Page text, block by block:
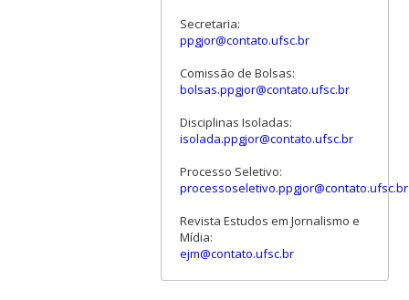
Secretaria:
ppgjor@contato.ufsc.br
Comissão de Bolsas:
bolsas.ppgjor@contato.ufsc.br
Disciplinas Isoladas:
isolada.ppgjor@contato.ufsc.br
Processo Seletivo:
processoseletivo.ppgjor@contato.ufsc.br
Revista Estudos em Jornalismo e
Mídia:
ejm@contato.ufsc.br